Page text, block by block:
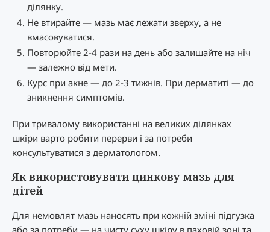
ділянку.
Не втирайте — мазь має лежати зверху, а не
вмасовуватися.
Повторюйте 2-4 рази на день або залишайте на ніч
— залежно від мети.
Курс при акне — до 2-3 тижнів. При дерматиті — до
зникнення симптомів.
При тривалому використанні на великих ділянках
шкіри варто робити перерви і за потреби
консультуватися з дерматологом.
Як використовувати цинкову мазь для
дітей
Для немовлят мазь наносять при кожній зміні підгузка